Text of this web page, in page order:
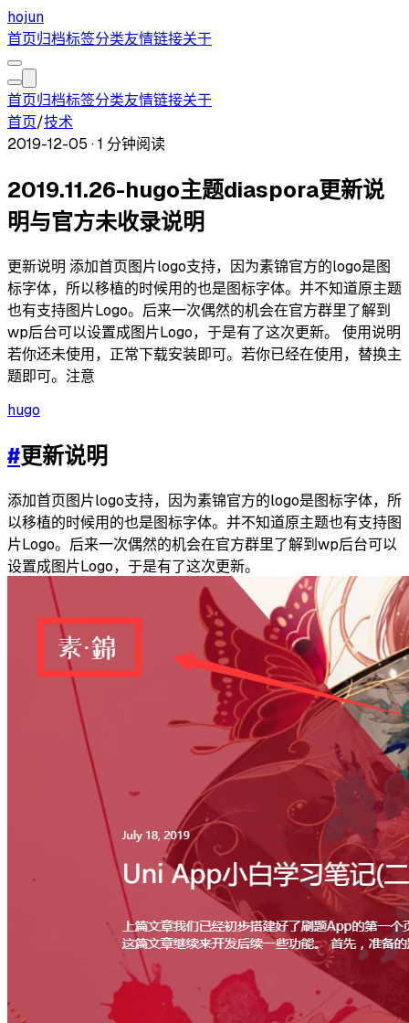
hojun
首页归档标签分类友情链接关于
首页归档标签分类友情链接关于
首页/技术
2019-12-05 · 1 分钟阅读
2019.11.26-hugo主题diaspora更新说
明与官方未收录说明
更新说明 添加首页图片logo支持，因为素锦官方的logo是图
标字体，所以移植的时候用的也是图标字体。并不知道原主题
也有支持图片Logo。后来一次偶然的机会在官方群里了解到
wp后台可以设置成图片Logo，于是有了这次更新。 使用说明
若你还未使用，正常下载安装即可。若你已经在使用，替换主
题即可。注意
hugo
#更新说明
添加首页图片logo支持，因为素锦官方的logo是图标字体，所
以移植的时候用的也是图标字体。并不知道原主题也有支持图
片Logo。后来一次偶然的机会在官方群里了解到wp后台可以
设置成图片Logo，于是有了这次更新。